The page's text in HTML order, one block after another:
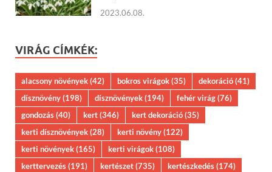
2023.06.08.
VIRÁG CÍMKÉK:
alacsony növények(42) bokros virágok(35) dekoráció(41)
dísznövény(198) dísznövények(194) fehér virág(76)
gondozás(40) kert(346) kert dekoráció(35)
kerti dísznövények(28) kerti növény(122)
kerti növények(165) kerti virágok(108)
kerttervezés(191) kertészet(735) kertészkedés(174)